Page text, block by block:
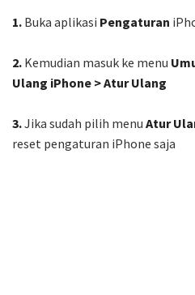
1. Buka aplikasi Pengaturan
2. Kemudian masuk ke menu
Ulang iPhone > Atur Ulang
3.Jika sudah pilih menu Atur
reset pengaturan iPhone saja